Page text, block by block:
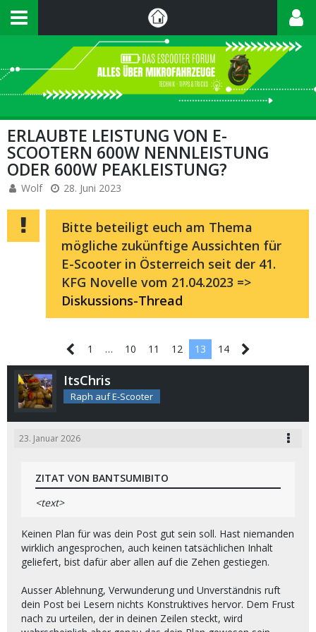
ERLAUBTE LEISTUNG VON E-
SCOOTERN 600W NENNLEISTUNG
ODER 600W PEAKLEISTUNG?
Wolf 28. Juni 2023
Bitte beteiligt euch am Thema
mögliche zukünftige Aussichten für
E-Scooter in Österreich seit der 41.
KFG Novelle vom 21.04.2023 =>
Diskussions-Thread
1 … 10 11 12 13 14
ItsChris
Raph auf E-Scooter
23. Januar 2026
ZITAT VON BANTSUMIBITO
<text>
Keinen Plan für was dein Post gut sein soll. Hast niemanden
wirklich angesprochen, auch keinen tatsächlichen Inhalt
geliefert, bist dafür aber allen auf die Zehen gestiegen.
Ausser Ablehnung, Verwunderung und Unverständnis ruft
dein Post bei Lesern nichts Konstruktives hervor. Dem Frust
nach zu urteilen, der in deinen Zeilen steckt, wird